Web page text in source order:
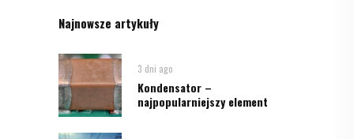
Najnowsze artykuły
3 dni ago
Kondensator –
najpopularniejszy element